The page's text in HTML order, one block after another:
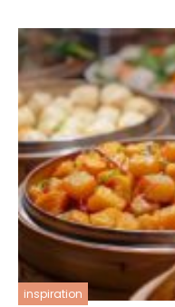
inspiration